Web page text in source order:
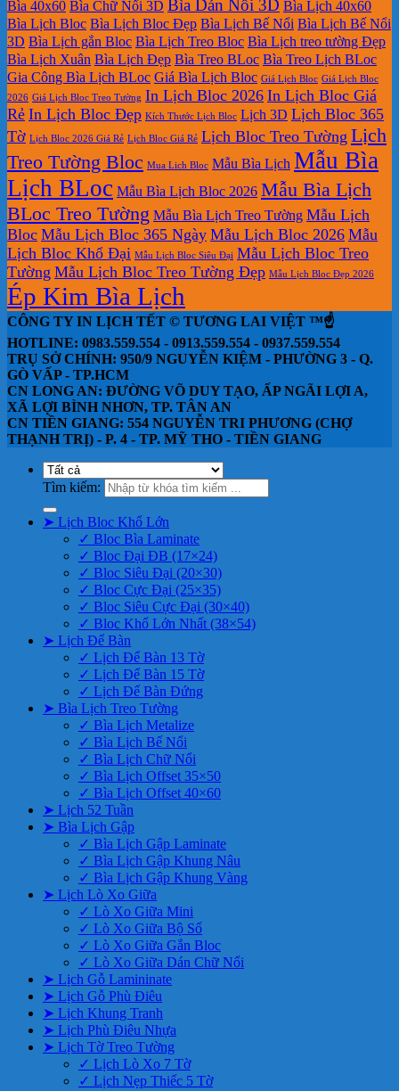
Bìa 40x60 Bìa Chữ Nổi 3D Bìa Dán Nổi 3D Bìa Lịch 40x60
Bìa Lịch Bloc Bìa Lịch Bloc Đẹp Bìa Lịch Bế Nổi Bìa Lịch Bế Nổi
3D Bìa Lịch gắn Bloc Bìa Lịch Treo Bloc Bìa Lịch treo tường Đẹp
Bìa Lịch Xuân Bìa Lịch Đẹp Bìa Treo BLoc Bìa Treo Lịch BLoc
Gia Công Bìa Lịch BLoc Giá Bìa Lịch Bloc Giá Lịch Bloc Giá Lịch Bloc
2026 Giá Lịch Bloc Treo Tường In Lịch Bloc 2026 In Lịch Bloc Giá
Rẻ In Lịch Bloc Đẹp Kích Thước Lịch Bloc Lịch 3D Lịch Bloc 365
Tờ Lịch Bloc 2026 Giá Rẻ Lịch Bloc Giá Rẻ Lịch Bloc Treo Tường Lịch
Treo Tường Bloc Mua Lich Bloc Mẫu Bìa Lịch Mẫu Bìa
Lịch BLoc Mẫu Bìa Lịch Bloc 2026 Mẫu Bìa Lịch
BLoc Treo Tường Mẫu Bìa Lịch Treo Tường Mẫu Lịch
Bloc Mẫu Lịch Bloc 365 Ngày Mẫu Lịch Bloc 2026 Mẫu
Lịch Bloc Khổ Đại Mẫu Lịch Bloc Siêu Đại Mẫu Lịch Bloc Treo
Tường Mẫu Lịch Bloc Treo Tường Đẹp Mẫu Lịch Bloc Đẹp 2026
Ép Kim Bìa Lịch
CÔNG TY IN LỊCH TẾT © TƯƠNG LAI VIỆT ™☝️
HOTLINE: 0983.559.554 - 0913.559.554 - 0937.559.554
TRỤ SỞ CHÍNH: 950/9 NGUYỄN KIỆM - PHƯỜNG 3 - Q.
GÒ VẤP - TP.HCM
CN LONG AN: ĐƯỜNG VÕ DUY TẠO, ẤP NGÃI LỢI A,
XÃ LỢI BÌNH NHƠN, TP. TÂN AN
CN TIỀN GIANG: 554 NGUYỄN TRI PHƯƠNG (CHỢ
THẠNH TRỊ) - P. 4 - TP. MỸ THO - TIỀN GIANG
Tìm kiếm:
➤ Lịch Bloc Khổ Lớn
✓ Bloc Bìa Laminate
✓ Bloc Đại ĐB (17×24)
✓ Bloc Siêu Đại (20×30)
✓ Bloc Cực Đại (25×35)
✓ Bloc Siêu Cực Đại (30×40)
✓ Bloc Khổ Lớn Nhất (38×54)
➤ Lịch Để Bàn
✓ Lịch Để Bàn 13 Tờ
✓ Lịch Để Bàn 15 Tờ
✓ Lịch Để Bàn Đứng
➤ Bìa Lịch Treo Tường
✓ Bìa Lịch Metalize
✓ Bìa Lịch Bế Nổi
✓ Bìa Lịch Chữ Nổi
✓ Bìa Lịch Offset 35×50
✓ Bìa Lịch Offset 40×60
➤ Lịch 52 Tuần
➤ Bìa Lịch Gập
✓ Bìa Lịch Gập Laminate
✓ Bìa Lịch Gập Khung Nâu
✓ Bìa Lịch Gập Khung Vàng
➤ Lịch Lò Xo Giữa
✓ Lò Xo Giữa Mini
✓ Lò Xo Giữa Bộ Số
✓ Lò Xo Giữa Gắn Bloc
✓ Lò Xo Giữa Dán Chữ Nổi
➤ Lịch Gỗ Lamininate
➤ Lịch Gỗ Phù Điêu
➤ Lịch Khung Tranh
➤ Lịch Phù Điêu Nhựa
➤ Lịch Tờ Treo Tường
✓ Lịch Lò Xo 7 Tờ
✓ Lịch Nẹp Thiếc 5 Tờ